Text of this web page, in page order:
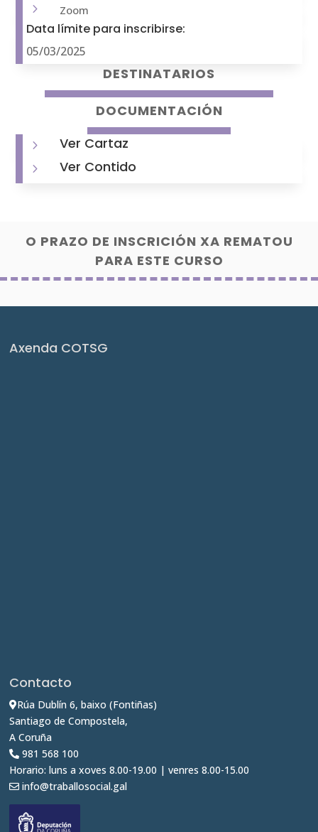
5 Zoom
Data límite para inscribirse:
05/03/2025
DESTINATARIOS
DOCUMENTACIÓN
5 Ver Cartaz
5 Ver Contido
O PRAZO DE INSCRICIÓN XA REMATOU
PARA ESTE CURSO
Axenda COTSG
Contacto
Rúa Dublín 6, baixo (Fontiñas)
Santiago de Compostela,
A Coruña
981 568 100
Horario: luns a xoves 8.00-19.00 | venres 8.00-15.00
info@traballosocial.gal